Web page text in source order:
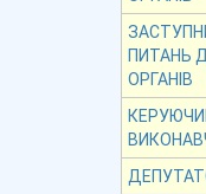
ПИТАНЬ
ОРГАНІВ